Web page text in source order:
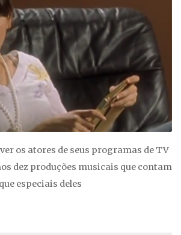
os atores de seus programas de TV
dez produções musicais que contam
especiais deles